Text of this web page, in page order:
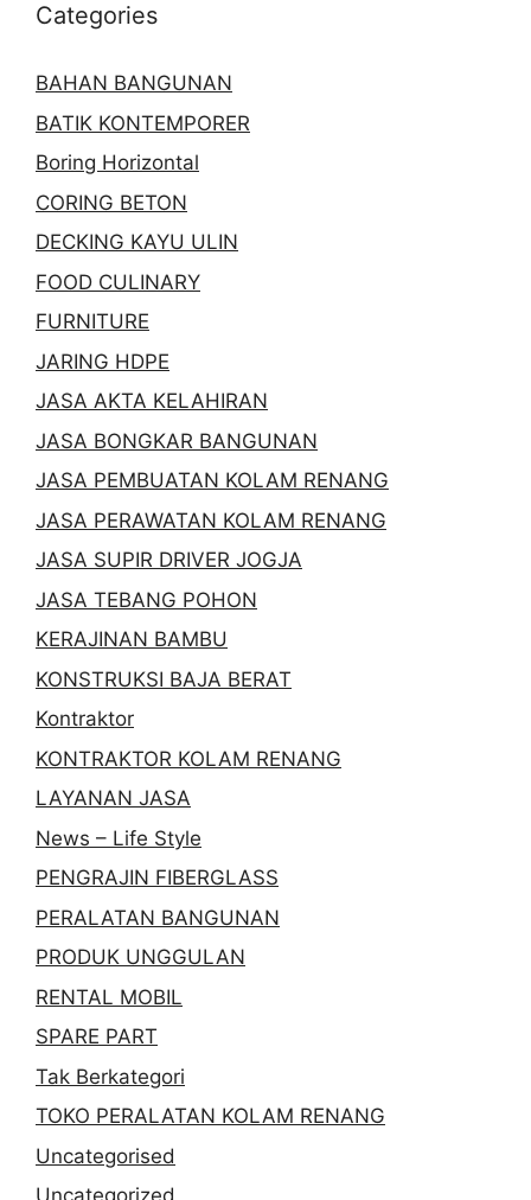
Categories
BAHAN BANGUNAN
BATIK KONTEMPORER
Boring Horizontal
CORING BETON
DECKING KAYU ULIN
FOOD CULINARY
FURNITURE
JARING HDPE
JASA AKTA KELAHIRAN
JASA BONGKAR BANGUNAN
JASA PEMBUATAN KOLAM RENANG
JASA PERAWATAN KOLAM RENANG
JASA SUPIR DRIVER JOGJA
JASA TEBANG POHON
KERAJINAN BAMBU
KONSTRUKSI BAJA BERAT
Kontraktor
KONTRAKTOR KOLAM RENANG
LAYANAN JASA
News – Life Style
PENGRAJIN FIBERGLASS
PERALATAN BANGUNAN
PRODUK UNGGULAN
RENTAL MOBIL
SPARE PART
Tak Berkategori
TOKO PERALATAN KOLAM RENANG
Uncategorised